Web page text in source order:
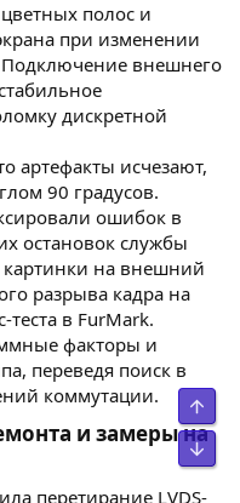
полос и
при изменении
Подключение внешнего
дискретной
артефакты исчезают,
90 градусов.
ошибок в
остановок службы
картинки на внешний
разрыва кадра на
теста в FurMark.
факторы и
переведя поиск в
коммутации.
и замеры на
перетирание LVDS-